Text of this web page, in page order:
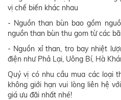
vị chế biến khác nhau
- Nguồn than bùn bao gồm
nguồn than bùn thu gom từ các
- Nguồn xỉ than, tro bay nhiệt
điện như Phả Lại, Uông Bí, Hà
Quý vị có nhu cầu mua các loại
không giới hạn vui lòng liên hệ
giá ưu đãi nhất nhé!